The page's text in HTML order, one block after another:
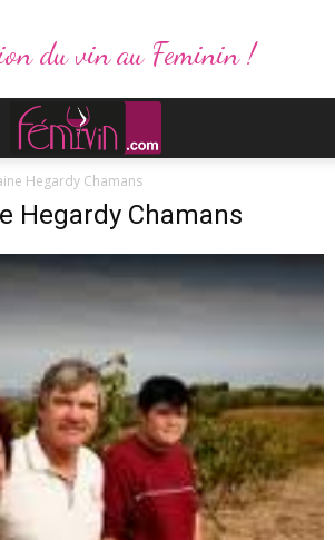
du vin au Feminin !
Hegardy Chamans
Hegardy Chamans